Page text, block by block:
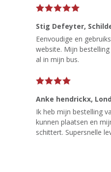
Stig Defeyter,
Eenvoudige en
website. Mijn
al in mijn bus.
Anke hendrickx,
Ik heb mijn bestelling
kunnen plaatsen en
schittert. Supersnelle